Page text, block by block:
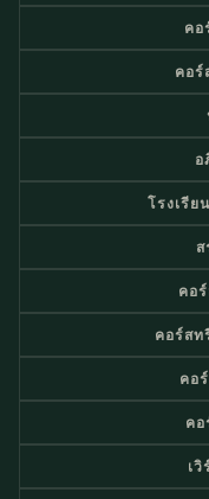
คอ
คอร์
อ
โรงเรี
คอ
คอร์สท
คอ
คอ
เ